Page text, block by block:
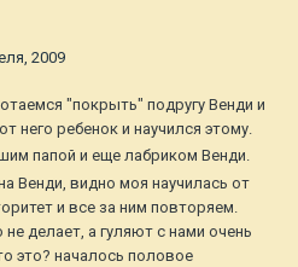
2009
"покрыть" подругу Венди и
него ребенок и научился этому.
папой и еще лабриком Венди.
Венди, видно моя научилась от
и все за ним повторяем.
делает, а гуляют с нами очень
это? началось половое